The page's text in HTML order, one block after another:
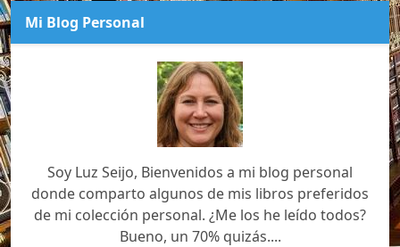
Mi Blog Personal
Soy Luz Seijo, Bienvenidos a mi blog personal
donde comparto algunos de mis libros preferidos
de mi colección personal. ¿Me los he leído todos?
Bueno, un 70% quizás....